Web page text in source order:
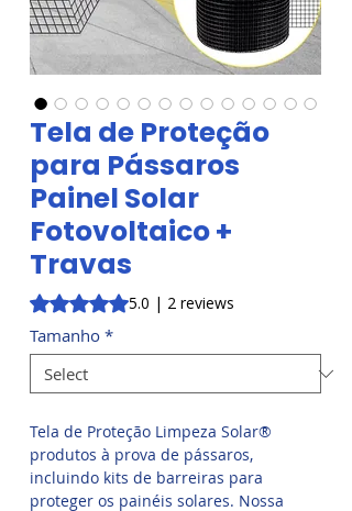
Tela de Proteção
para Pássaros
Painel Solar
Fotovoltaico +
Travas
Rating is 5.0 out of five stars based on 2
5.0 | 2 reviews
Tamanho *
Tela de Proteção Limpeza Solar®
produtos à prova de pássaros,
incluindo kits de barreiras para
proteger os painéis solares. Nossa